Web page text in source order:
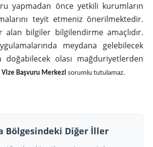
yapmadan önce yetkili kurumların
teyit etmeniz önerilmektedir.
alan bilgiler bilgilendirme amaçlıdır.
meydana gelebilecek
doğabilecek olası mağduriyetlerden
Başvuru Merkezi sorumlu tutulamaz.
Bölgesindeki Diğer İller